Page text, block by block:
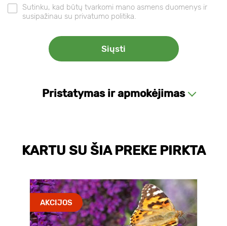
Sutinku, kad būtų tvarkomi mano asmens duomenys ir
susipažinau su privatumo politika.
Pristatymas ir apmokėjimas
KARTU SU ŠIA PREKE PIRKTA
AKCIJOS